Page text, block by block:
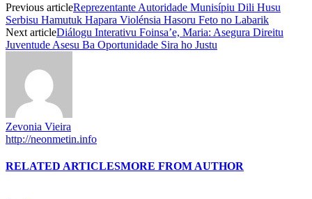
Previous articleReprezentante Autoridade Munisípiu Dili Husu
Serbisu Hamutuk Hapara Violénsia Hasoru Feto no Labarik
Next articleDiálogu Interativu Foinsa’e, Maria: Asegura Direitu
Juventude Asesu Ba Oportunidade Sira ho Justu
Zevonia Vieira
http://neonmetin.info
RELATED ARTICLESMORE FROM AUTHOR